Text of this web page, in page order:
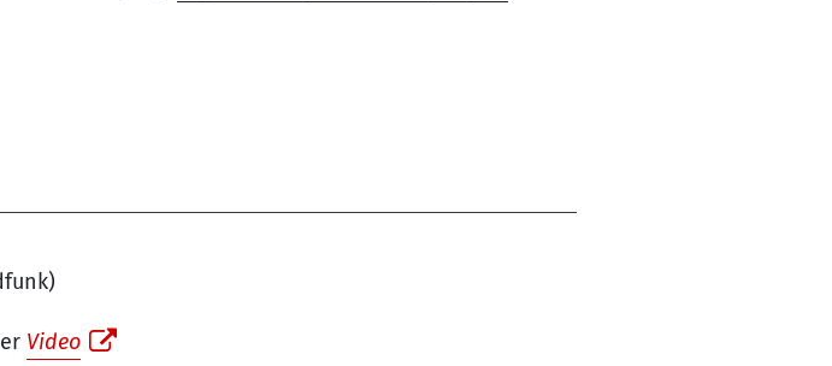
Video